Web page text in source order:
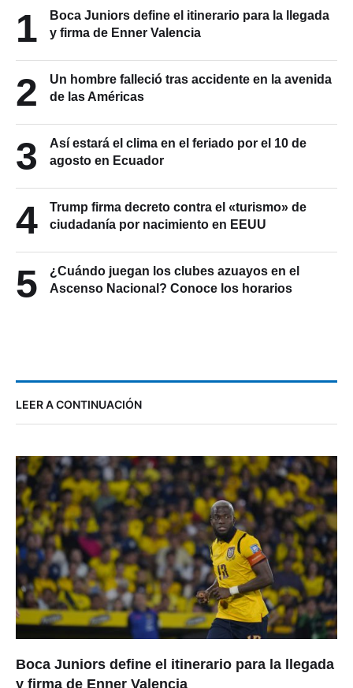
1
Boca Juniors define el itinerario para la llegada
y firma de Enner Valencia
2
Un hombre falleció tras accidente en la avenida
de las Américas
3
Así estará el clima en el feriado por el 10 de
agosto en Ecuador
4
Trump firma decreto contra el «turismo» de
ciudadanía por nacimiento en EEUU
5
¿Cuándo juegan los clubes azuayos en el
Ascenso Nacional? Conoce los horarios
LEER A CONTINUACIÓN
Boca Juniors define el itinerario para la llegada
y firma de Enner Valencia